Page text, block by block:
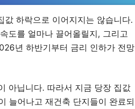
값 하락으로 이어지지는 않습니다.
도를 얼마나 끌어올릴지, 그리고
년 하반기부터 금리 인하가 전망
아닙니다. 따라서 지금 당장 집값
늘어나고 재건축 단지들이 완료되